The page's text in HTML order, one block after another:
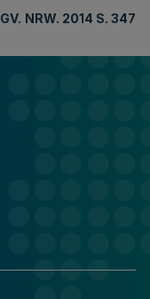
GV. NRW. 2014 S. 347